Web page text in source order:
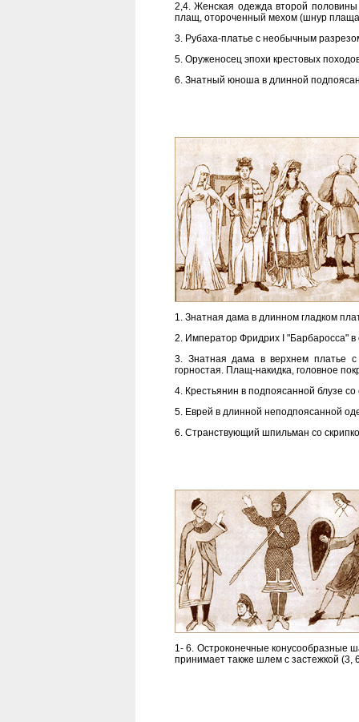
2,4. Женская одежда второй
плащ, отороченный мехом (шнур плаща
3. Рубаха-платье с необычным
5. Оруженосец эпохи крестовых
6. Знатный юноша в длинной
1. Знатная дама в длинном гладком
2. Император Фридрих I "Барбаросса"
3. Знатная дама в верхнем платье с
горностая. Плащ-накидка, головное
4. Крестьянин в подпоясанной блузе
5. Еврей в длинной неподпоясанной
6. Странствующий шпильман со
1- 6. Остроконечные конусообразные
принимает также шлем с застежкой (3,